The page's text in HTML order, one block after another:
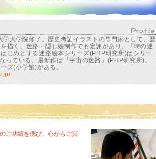
大学院修了。歴史考証イラストの専門家として、歴
描く。迷路・隠し絵制作でも定評があり、『時の迷
じめとする迷路絵本シリーズ(PHP研究所)はシリー
っている。最新作は『宇宙の迷路』(PHP研究所)。
ズ(小学館)がある。
ご功績を偲び、心からご冥